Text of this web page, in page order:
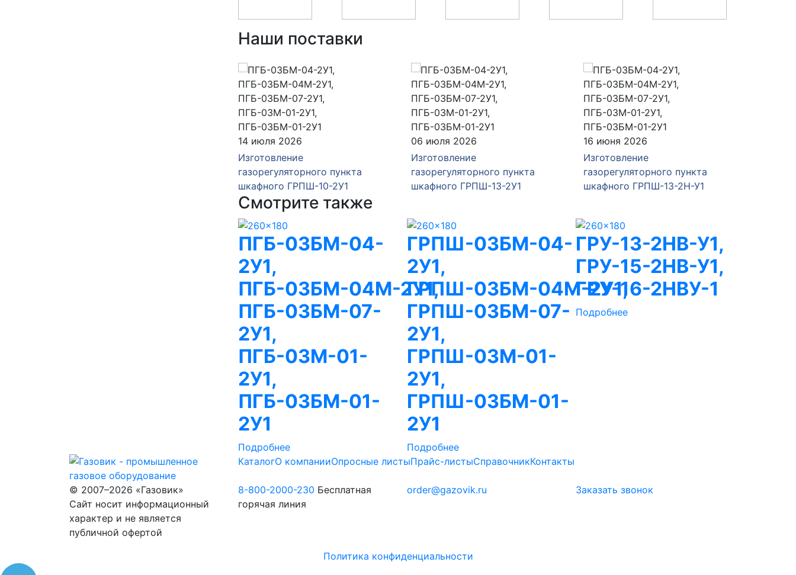
Наши поставки
14 июля 2026
Изготовление
газорегуляторного пункта
шкафного ГРПШ-10-2У1
06 июля 2026
Изготовление
газорегуляторного пункта
шкафного ГРПШ-13-2У1
16 июня 2026
Изготовление
газорегуляторного пункта
шкафного ГРПШ-13-2Н-У1
Смотрите также
ПГБ-03БМ-04-
2У1,
ПГБ-03БМ-04М-2У1,
ПГБ-03БМ-07-
2У1,
ПГБ-03М-01-
2У1,
ПГБ-03БМ-01-
2У1
Подробнее
ГРПШ-03БМ-04-
2У1,
ГРПШ-03БМ-04М-2У1,
ГРПШ-03БМ-07-
2У1,
ГРПШ-03М-01-
2У1,
ГРПШ-03БМ-01-
2У1
Подробнее
ГРУ-13-2НВ-У1,
ГРУ-15-2НВ-У1,
ГРУ-16-2НВУ-1
Подробнее
КаталогО компанииОпросные листыПрайс-листыСправочникКонтакты
© 2007–2026 «Газовик»
Сайт носит информационный
характер и не является
публичной офертой
8-800-2000-230 Бесплатная
горячая линия
order@gazovik.ru Заказать звонок
Политика конфиденциальности